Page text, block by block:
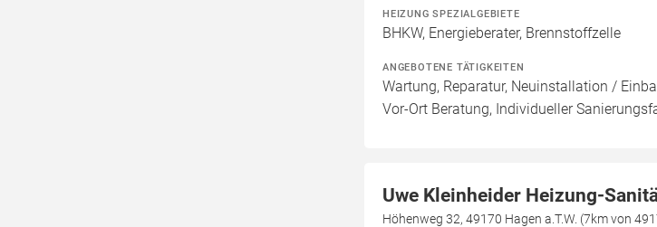
HEIZUNG SPEZIALGEBIETE
BHKW, Energieberater, Brennstoffzelle
ANGEBOTENE TÄTIGKEITEN
Wartung, Reparatur, Neuinstallation /
Vor-Ort Beratung, Individueller
Uwe Kleinheider Heizung-
Höhenweg 32, 49170 Hagen a.T.W. (7km von